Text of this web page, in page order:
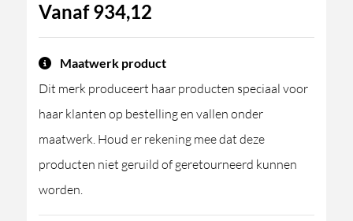
Vanaf934,12
Maatwerk product
Dit merk produceert haar producten speciaal voor
haar klanten op bestelling en vallen onder
maatwerk. Houd er rekening mee dat deze
producten niet geruild of geretourneerd kunnen
worden.